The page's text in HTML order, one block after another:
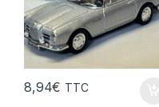
8,94€ TTC